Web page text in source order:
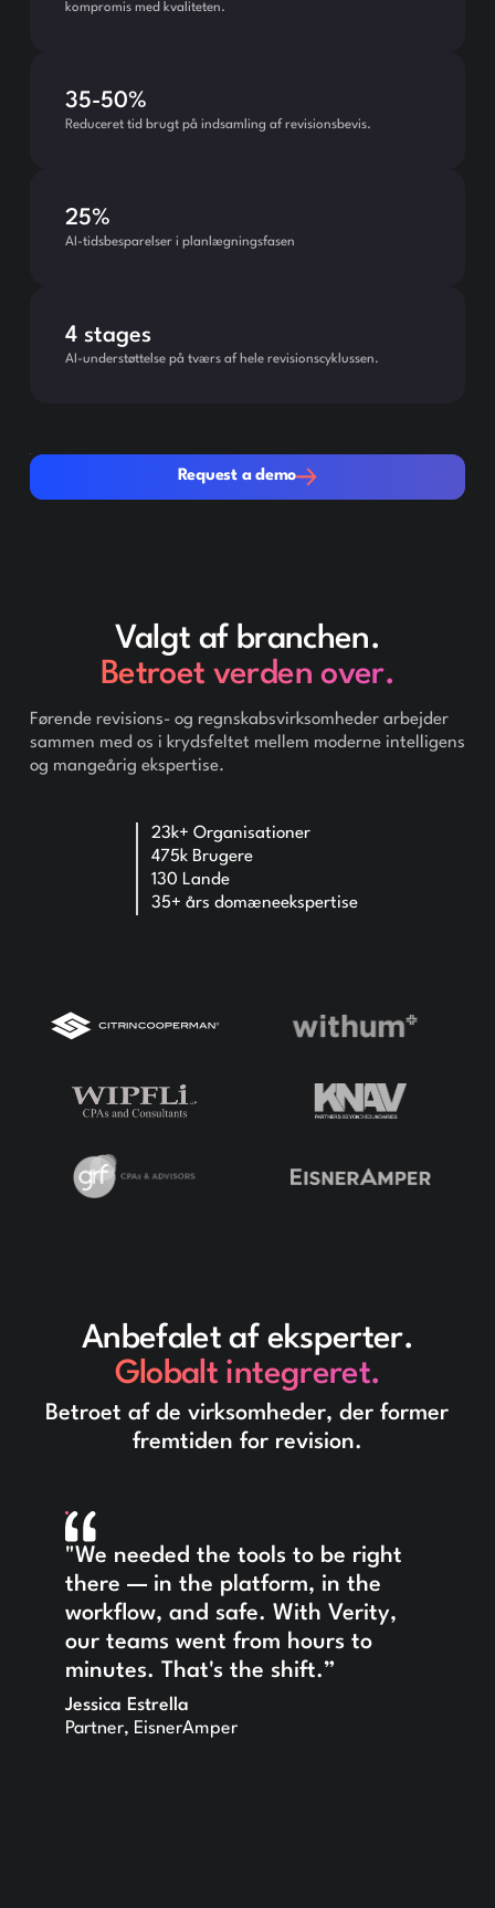
kompromis med kvaliteten.
35-50%
Reduceret tid brugt på indsamling af revisionsbevis.
25%
AI-tidsbesparelser i planlægningsfasen
4 stages
AI-understøttelse på tværs af hele revisionscyklussen.
Request a demo
Request a demo
Valgt af branchen.
Betroet verden over.
23k+ Organisationer
475k Brugere
130 Lande
35+ års domæneekspertise
Førende revisions- og regnskabsvirksomheder arbejder
sammen med os i krydsfeltet mellem moderne intelligens
og mangeårig ekspertise.
Anbefalet af eksperter.
Globalt integreret.
Betroet af de virksomheder, der former
fremtiden for revision.
"We needed the tools to be right
there — in the platform, in the
workflow, and safe. With Verity,
our teams went from hours to
minutes. That's the shift.”
Jessica Estrella
Partner, EisnerAmper